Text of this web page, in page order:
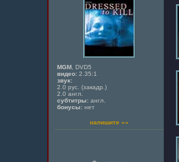
MGM , DVD5
видео: 2.35:1
звук:
2.0 рус. (закадр.)
2.0 англ.
субтитры: англ.
бонусы: нет
напишите »»